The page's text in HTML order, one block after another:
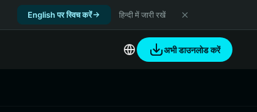
English पर स्विच करें हिन्दी में जारी रखें
अभी डाउनलोड करें